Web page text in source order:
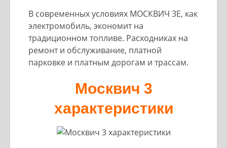
В современных условиях МОСКВИЧ 3Е, как
электромобиль, экономит на
традиционном топливе. Расходниках на
ремонт и обслуживание, платной
парковке и платным дорогам и трассам.
Москвич 3
характеристики